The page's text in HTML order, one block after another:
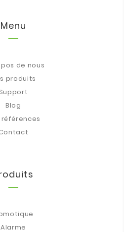
Menu
de nous
produits
Support
Blog
références
Alarme